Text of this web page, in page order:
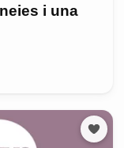
i una